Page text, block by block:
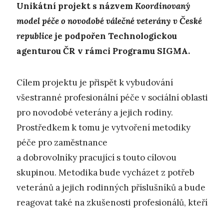
Unikátní projekt s názvem Koordinovaný
model péče o novodobé válečné veterány v České
republiceje podpořen Technologickou
agenturou ČR v rámci Programu SIGMA.
Cílem projektu je přispět k vybudování
všestranné profesionální péče v sociální oblasti
pro novodobé veterány a jejich rodiny.
Prostředkem k tomu je vytvoření metodiky
péče pro zaměstnance
a dobrovolníky pracující s touto cílovou
skupinou. Metodika bude vycházet z potřeb
veteránů a jejich rodinných příslušníků a bude
reagovat také na zkušenosti profesionálů, kteří